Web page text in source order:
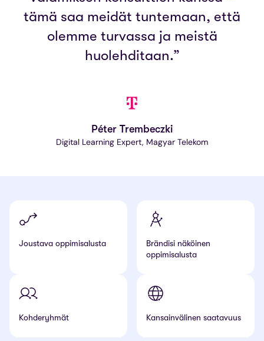
tämä saa meidät tuntemaan, että
olemme turvassa ja meistä
huolehditaan.”
Péter Trembeczki
Digital Learning Expert, Magyar Telekom
Joustava oppimisalusta
Brändisi näköinen
oppimisalusta
Kohderyhmät Kansainvälinen saatavuus